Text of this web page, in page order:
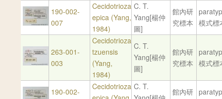
190-002-
007
Cecidotrioza
epica (Yang,
1984)
C. T.
Yang[楊仲
圖]
館內研
究標本
模式標
263-001-
003
Cecidotrioza
tzuensis
(Yang,
1984)
C. T.
Yang[楊仲
圖]
館內研
究標本
模式標
190-002-
Cecidotrioza C. T.
館內研